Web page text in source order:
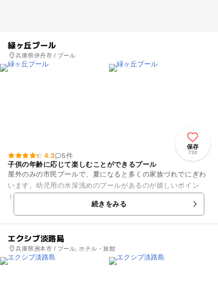
緑ヶ丘プール
兵庫県伊丹市 / プール
保存
733
4.3
5件
子供の年齢に応じて楽しむことができるプール
屋外のみの市民プールで、夏になると多くの家族づれでにぎわ
います。幼児用の水深浅めのプールがあるのが嬉しいポイン
ト。水深90cm、50cm、30cmの３種類があり、お子さんの年
続きをみる
エクシブ淡路島
兵庫県洲本市 / プール, ホテル・旅館